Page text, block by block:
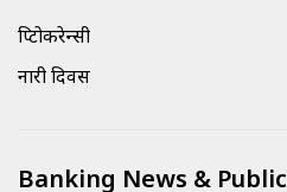
क्रिप्टोकरेन्सी
नारी दिवस
Banking News &